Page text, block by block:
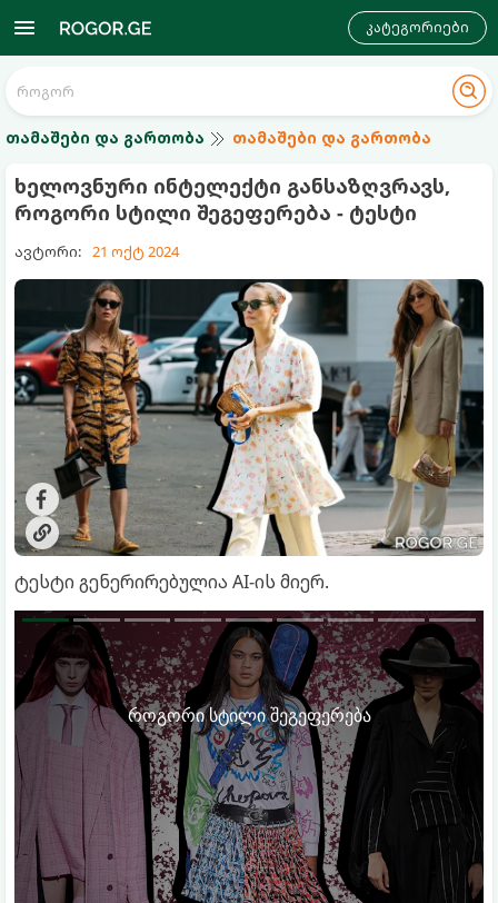
კატეგორიები
თამაშები და გართობა თამაშები და გართობა
ხელოვნური ინტელექტი განსაზღვრავს,
როგორი სტილი შეგეფერება - ტესტი
ავტორი: 21 ოქტ 2024
ტესტი გენერირებულია AI-ის მიერ.